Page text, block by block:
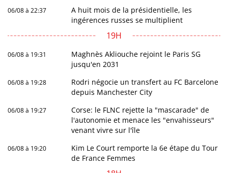
06/08 à 22:37
A huit mois de la présidentielle, les
ingérences russes se multiplient
19H
06/08 à 19:31
Maghnès Akliouche rejoint le Paris SG
jusqu'en 2031
06/08 à 19:28
Rodri négocie un transfert au FC Barcelone
depuis Manchester City
06/08 à 19:27
Corse: le FLNC rejette la "mascarade" de
l'autonomie et menace les "envahisseurs"
venant vivre sur l'île
06/08 à 19:20
Kim Le Court remporte la 6e étape du Tour
de France Femmes